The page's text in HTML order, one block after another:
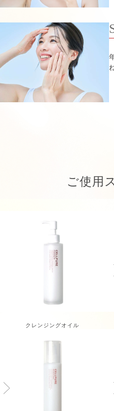
ご使用
クレンジングオイル